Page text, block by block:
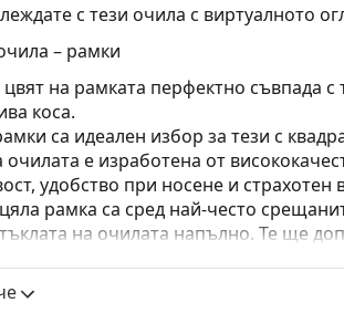
с тези очила с виртуалното
– рамки
на рамката перфектно съвпада
коса.
са идеален избор за тези с
очилата е изработена от
удобство при носене и страхотен
рамка са сред най-често
на очилата напълно. Те ще
включително тези с по-висока